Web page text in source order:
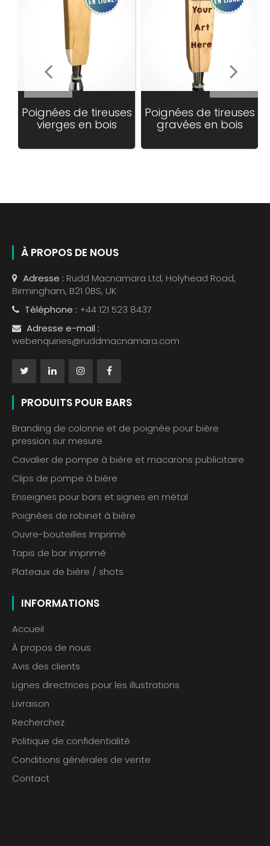
Poignées de tireuses
vierges en bois
missing:
Poignées de tireuses
gravées en bois
À PROPOS DE NOUS
Adresse : Rudd Macnamara Ltd, Holyhead Road,
Birmingham, B21 0BS, UK
Téléphone : +44 121 523 8437
Adresse e-mail :
webenquiries@ruddmacnamara.com
PRODUITS POUR BARS
Branding de colonne et de poignée pour bière
pression sur mesure
Cavalier de pompe à bière et macarons publicitaire
Clips de pompe à bière
Enseignes pour bars et signes en métal
Poignées de robinet à bière
Ouvre-bouteilles Imprimé
Tapis de bar imprimé
Plateaux de bière / shots
INFORMATIONS
Accueil
À propos de nous
Avis des clients
Lignes directrices pour les illustrations
Livraison
Recherchez
Politique de confidentialité
Conditions générales de vente
Contact